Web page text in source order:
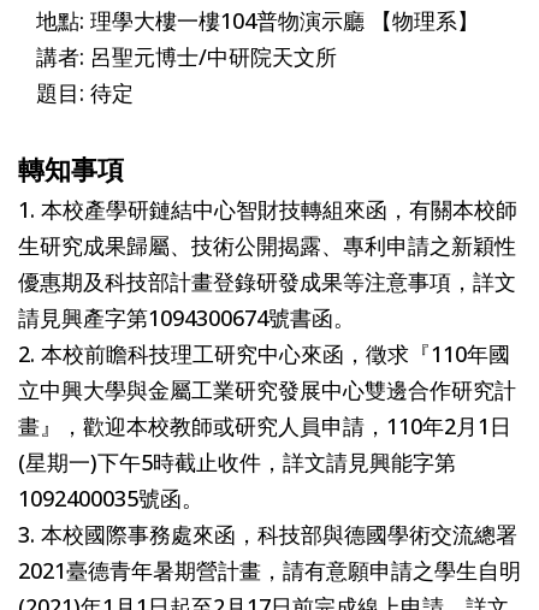
地點: 理學大樓一樓104普物演示廳 【物理系】
講者: 呂聖元博士/中研院天文所
題目: 待定
轉知事項
1. 本校產學研鏈結中心智財技轉組來函，有關本校師
生研究成果歸屬、技術公開揭露、專利申請之新穎性
優惠期及科技部計畫登錄研發成果等注意事項，詳文
請見興產字第1094300674號書函。
2. 本校前瞻科技理工研究中心來函，徵求『110年國
立中興大學與金屬工業研究發展中心雙邊合作研究計
畫』，歡迎本校教師或研究人員申請，110年2月1日
(星期一)下午5時截止收件，詳文請見興能字第
1092400035號函。
3. 本校國際事務處來函，科技部與德國學術交流總署
2021臺德青年暑期營計畫，請有意願申請之學生自明